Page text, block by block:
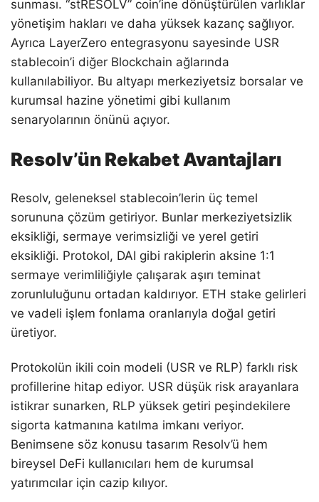
sunması. “stRESOLV” coin’ine dönüştürülen varlıklar
yönetişim hakları ve daha yüksek kazanç sağlıyor.
Ayrıca LayerZero entegrasyonu sayesinde USR
stablecoin’i diğer Blockchain ağlarında
kullanılabiliyor. Bu altyapı merkeziyetsiz borsalar ve
kurumsal hazine yönetimi gibi kullanım
senaryolarının önünü açıyor.
Resolv’ün Rekabet Avantajları
Resolv, geleneksel stablecoin’lerin üç temel
sorununa çözüm getiriyor. Bunlar merkeziyetsizlik
eksikliği, sermaye verimsizliği ve yerel getiri
eksikliği. Protokol, DAI gibi rakiplerin aksine 1:1
sermaye verimliliğiyle çalışarak aşırı teminat
zorunluluğunu ortadan kaldırıyor. ETH stake gelirleri
ve vadeli işlem fonlama oranlarıyla doğal getiri
üretiyor.
Protokolün ikili coin modeli (USR ve RLP) farklı risk
profillerine hitap ediyor. USR düşük risk arayanlara
istikrar sunarken, RLP yüksek getiri peşindekilere
sigorta katmanına katılma imkanı veriyor.
Benimsene söz konusu tasarım Resolv’ü hem
bireysel DeFi kullanıcıları hem de kurumsal
yatırımcılar için cazip kılıyor.